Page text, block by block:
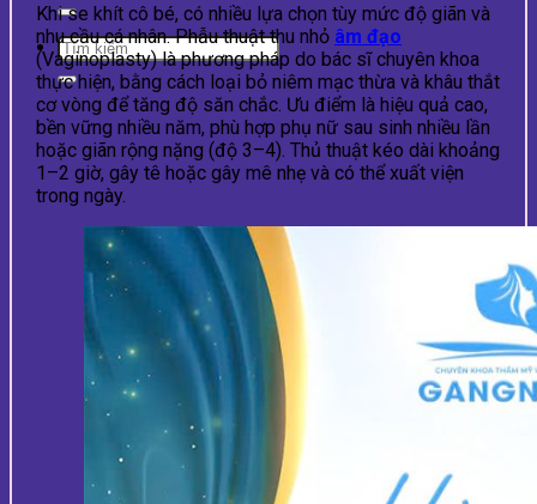
Khi se khít cô bé, có nhiều lựa chọn tùy mức độ giãn và
nhu cầu cá nhân. Phẫu thuật thu nhỏ âm đạo
(Vaginoplasty) là phương pháp do bác sĩ chuyên khoa
thực hiện, bằng cách loại bỏ niêm mạc thừa và khâu thắt
cơ vòng để tăng độ săn chắc. Ưu điểm là hiệu quả cao,
bền vững nhiều năm, phù hợp phụ nữ sau sinh nhiều lần
hoặc giãn rộng nặng (độ 3–4). Thủ thuật kéo dài khoảng
1–2 giờ, gây tê hoặc gây mê nhẹ và có thể xuất viện
trong ngày.